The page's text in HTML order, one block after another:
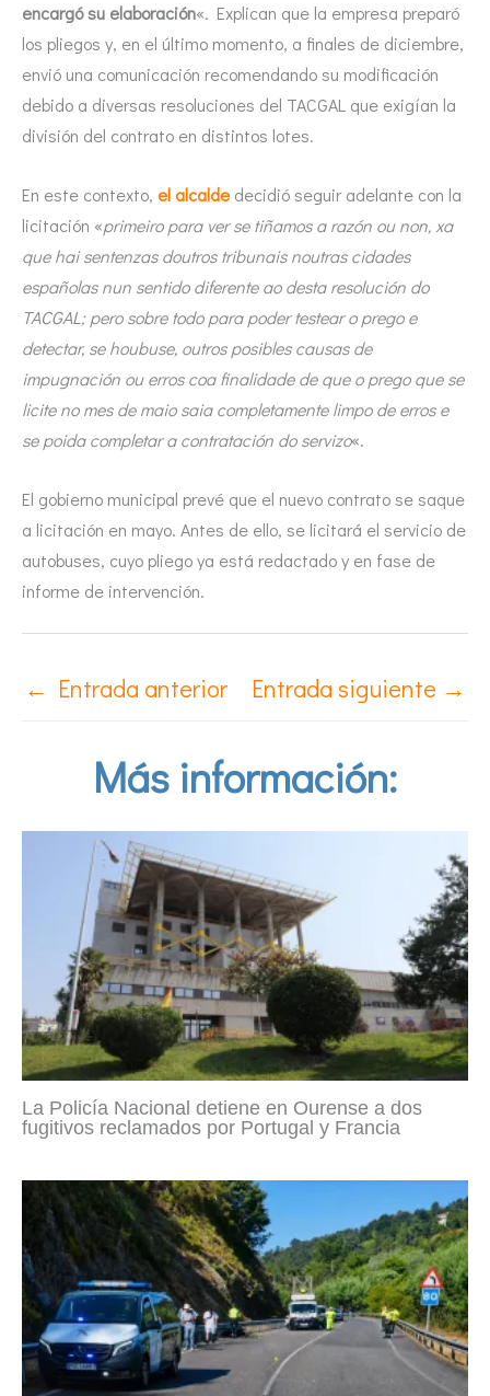
encargó su elaboración«. Explican que la empresa preparó
los pliegos y, en el último momento, a finales de diciembre,
envió una comunicación recomendando su modificación
debido a diversas resoluciones del TACGAL que exigían la
división del contrato en distintos lotes.
En este contexto, el alcalde decidió seguir adelante con la
licitación «primeiro para ver se tiñamos a razón ou non, xa
que hai sentenzas doutros tribunais noutras cidades
españolas nun sentido diferente ao desta resolución do
TACGAL; pero sobre todo para poder testear o prego e
detectar, se houbuse, outros posibles causas de
impugnación ou erros coa finalidade de que o prego que se
licite no mes de maio saia completamente limpo de erros e
se poida completar a contratación do servizo«.
El gobierno municipal prevé que el nuevo contrato se saque
a licitación en mayo. Antes de ello, se licitará el servicio de
autobuses, cuyo pliego ya está redactado y en fase de
informe de intervención.
← Entrada anterior Entrada siguiente →
Más información:
La Policía Nacional detiene en Ourense a dos
fugitivos reclamados por Portugal y Francia